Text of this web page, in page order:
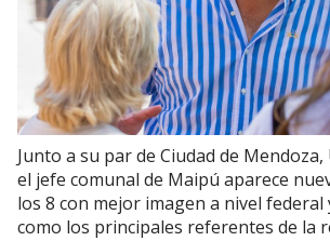
Junto a su par de Ciudad de
el jefe comunal de Maipú aparece
los 8 con mejor imagen a nivel federal
como los principales referentes de la